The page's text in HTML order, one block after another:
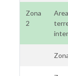
Zona
2